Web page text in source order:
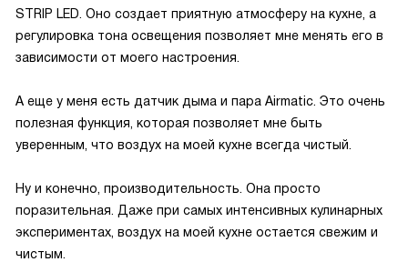
STRIP LED. Оно создает приятную атмосферу на кухне, а
регулировка тона освещения позволяет мне менять его в
зависимости от моего настроения.
А еще у меня есть датчик дыма и пара Airmatic. Это очень
полезная функция, которая позволяет мне быть
уверенным, что воздух на моей кухне всегда чистый.
Ну и конечно, производительность. Она просто
поразительная. Даже при самых интенсивных кулинарных
экспериментах, воздух на моей кухне остается свежим и
чистым.